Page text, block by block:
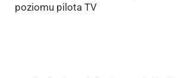
poziomu pilota TV